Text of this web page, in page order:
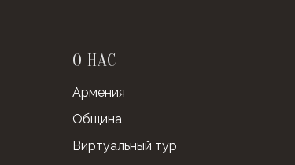
О НАС
Армения
Община
Виртуальный тур